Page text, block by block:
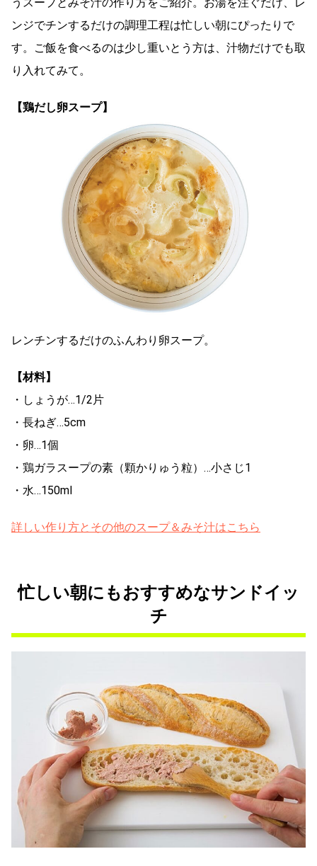
ンジでチンするだけの調理工程は忙しい朝にぴったりで
す。ご飯を食べるのは少し重いとう方は、汁物だけでも取
り入れてみて。
【鶏だし卵スープ】
レンチンするだけのふんわり卵スープ。
【材料】
・しょうが…1/2片
・長ねぎ…5cm
・卵…1個
・鶏ガラスープの素（顆かりゅう粒）…小さじ1
・水…150ml
詳しい作り方とその他のスープ＆みそ汁はこちら
忙しい朝にもおすすめなサンドイッ
チ